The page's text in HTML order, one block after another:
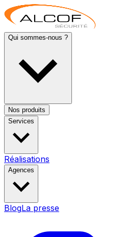
Qui sommes-nous ?
Nos produits
Services
Réalisations
Agences
BlogLa presse